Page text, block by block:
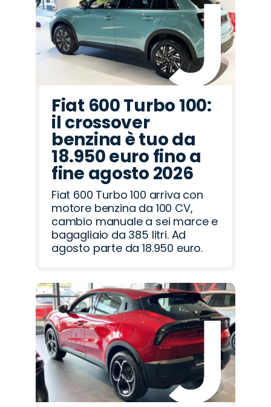
Romeo
Rover
Fiat 600 Turbo 100:
il crossover
benzina è tuo da
18.950 euro fino a
fine agosto 2026
Fiat 600 Turbo 100 arriva con
motore benzina da 100 CV,
cambio manuale a sei marce e
bagagliaio da 385 litri. Ad
agosto parte da 18.950 euro.